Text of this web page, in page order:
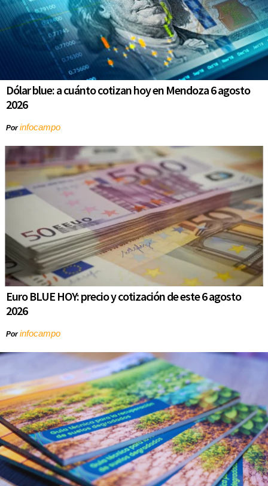
Dólar blue: a cuánto cotizan hoy en Mendoza 6 agosto
2026
Porinfocampo
Euro BLUE HOY: precio y cotización de este 6 agosto
2026
Porinfocampo